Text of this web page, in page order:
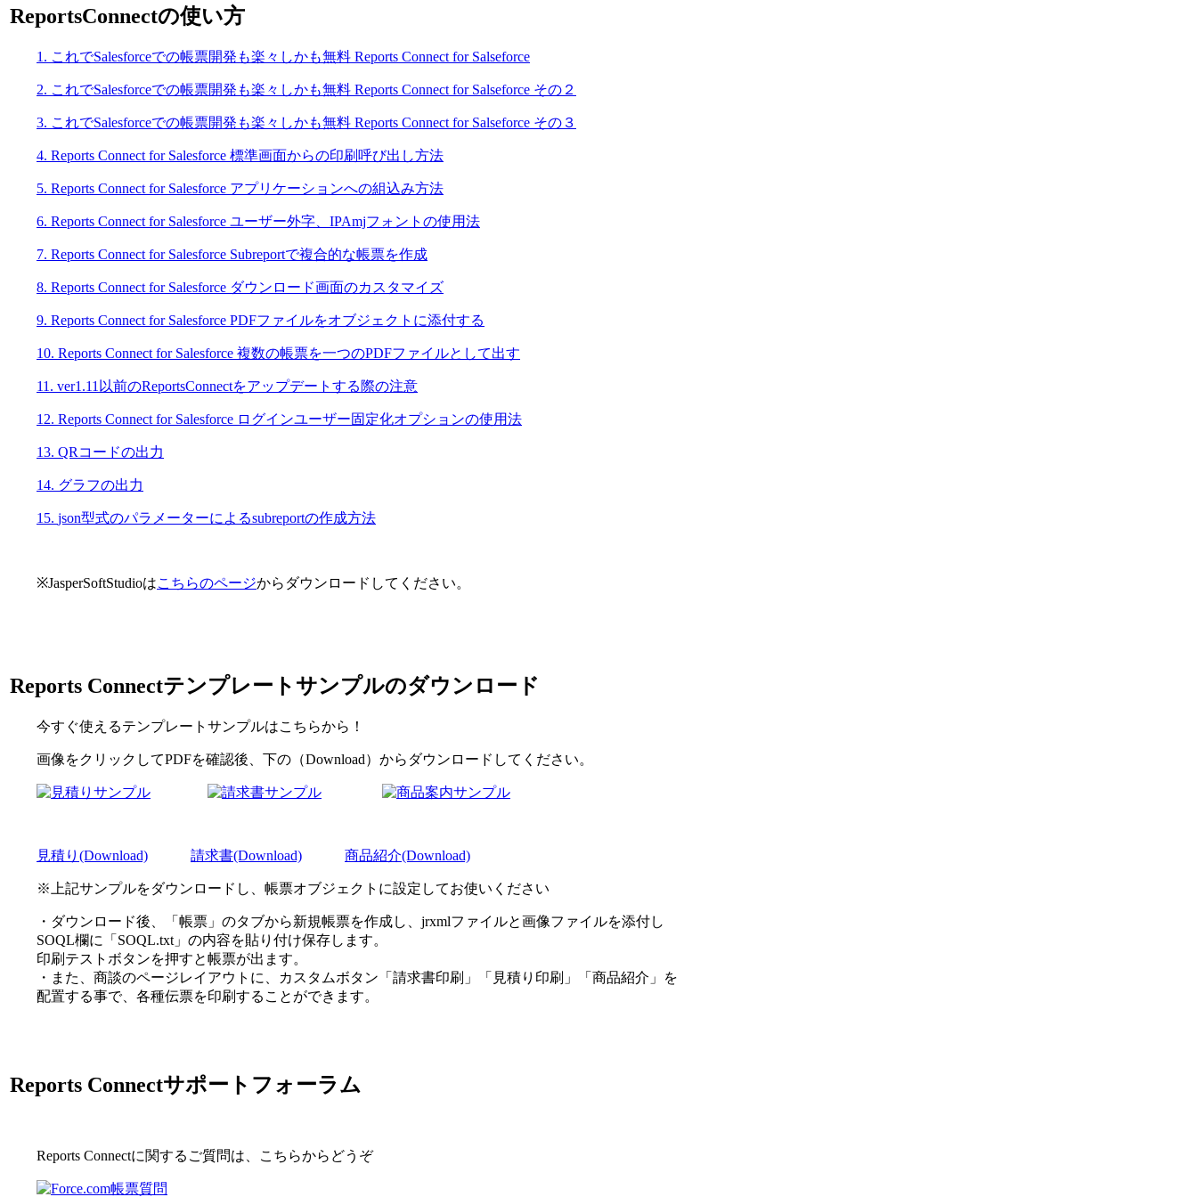
ReportsConnectの使い方
1. これでSalesforceでの帳票開発も楽々しかも無料 Reports Connect for Salseforce
2. これでSalesforceでの帳票開発も楽々しかも無料 Reports Connect for Salseforce その２
3. これでSalesforceでの帳票開発も楽々しかも無料 Reports Connect for Salseforce その３
4. Reports Connect for Salesforce 標準画面からの印刷呼び出し方法
5. Reports Connect for Salesforce アプリケーションへの組込み方法
6. Reports Connect for Salesforce ユーザー外字、IPAmjフォントの使用法
7. Reports Connect for Salesforce Subreportで複合的な帳票を作成
8. Reports Connect for Salesforce ダウンロード画面のカスタマイズ
9. Reports Connect for Salesforce PDFファイルをオブジェクトに添付する
10. Reports Connect for Salesforce 複数の帳票を一つのPDFファイルとして出す
11. ver1.11以前のReportsConnectをアップデートする際の注意
12. Reports Connect for Salesforce ログインユーザー固定化オプションの使用法
13. QRコードの出力
14. グラフの出力
15. json型式のパラメーターによるsubreportの作成方法
※JasperSoftStudioはこちらのページからダウンロードしてください。
Reports Connectテンプレートサンプルのダウンロード
今すぐ使えるテンプレートサンプルはこちらから！
画像をクリックしてPDFを確認後、下の（Download）から ダウンロードしてください。
見積り(Download) 請求書(Download) 商品紹介(Download)
※上記サンプルをダウンロードし、帳票オブジェクトに設定してお使いください
・ダウンロード後、「帳票」のタブから新規帳票を作成し、jrxmlファイルと画像ファイルを添付し
SOQL欄に「SOQL.txt」の内容を貼り付け保存します。
印刷テストボタンを押すと帳票が出ます。
・また、商談のページレイアウトに、カスタムボタン「請求書印刷」「見積り印刷」「商品紹介」を
配置する事で、各種伝票を印刷することができます。
Reports Connectサポートフォーラム
Reports Connectに関するご質問は、こちらからどうぞ